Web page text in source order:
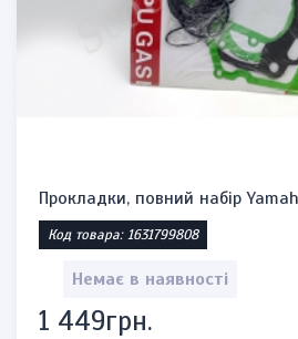
Прокладки, повний набір
Код товара: 1631799808
Немає в наявності
1 449грн.